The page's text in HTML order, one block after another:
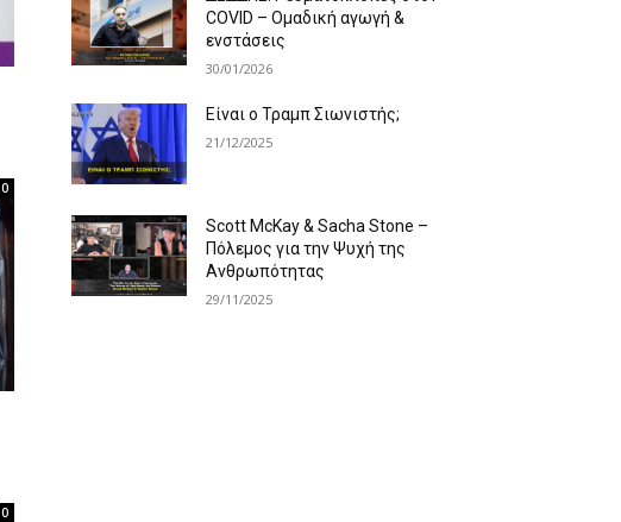
0
0
COVID – Ομαδική αγωγή &
ενστάσεις
30/01/2026
Είναι ο Τραμπ Σιωνιστής;
21/12/2025
Scott McKay & Sacha Stone –
Πόλεμος για την Ψυχή της
Ανθρωπότητας
29/11/2025